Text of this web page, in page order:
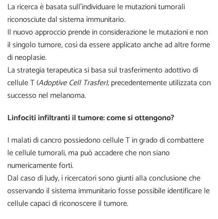
La ricerca è basata sull’individuare le mutazioni tumorali
riconosciute dal sistema immunitario.
Il nuovo approccio prende in considerazione le mutazioni e non
il singolo tumore, così da essere applicato anche ad altre forme
di neoplasie.
La strategia terapeutica si basa sul trasferimento adottivo di
cellule T (Adoptive Cell Trasfer),precedentemente utilizzata con
successo nel melanoma.
Linfociti infiltranti il tumore: come si ottengono?
I malati di cancro possiedono cellule T in grado di combattere
le cellule tumorali, ma può accadere che non siano
numericamente forti.
Dal caso di Judy, i ricercatori sono giunti alla conclusione che
osservando il sistema immunitario fosse possibile identificare le
cellule capaci di riconoscere il tumore.